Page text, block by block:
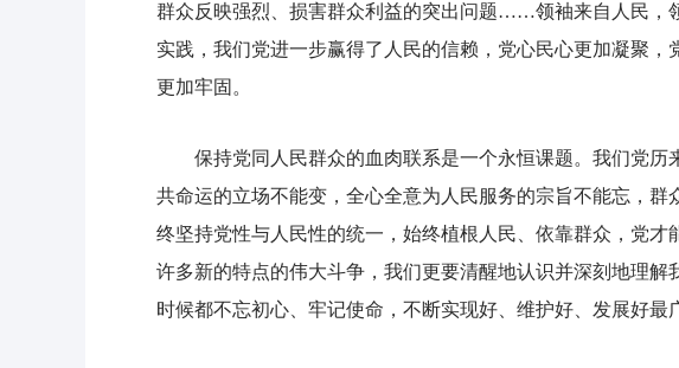
群众反映强烈、损害群众利益的突出问题……领袖来自人民，
实践，我们党进一步赢得了人民的信赖，党心民心更加凝聚
更加牢固。
保持党同人民群众的血肉联系是一个永恒课题。我们党历
共命运的立场不能变，全心全意为人民服务的宗旨不能忘，
终坚持党性与人民性的统一，始终植根人民、依靠群众，党
许多新的特点的伟大斗争，我们更要清醒地认识并深刻地理
时候都不忘初心、牢记使命，不断实现好、维护好、发展好最